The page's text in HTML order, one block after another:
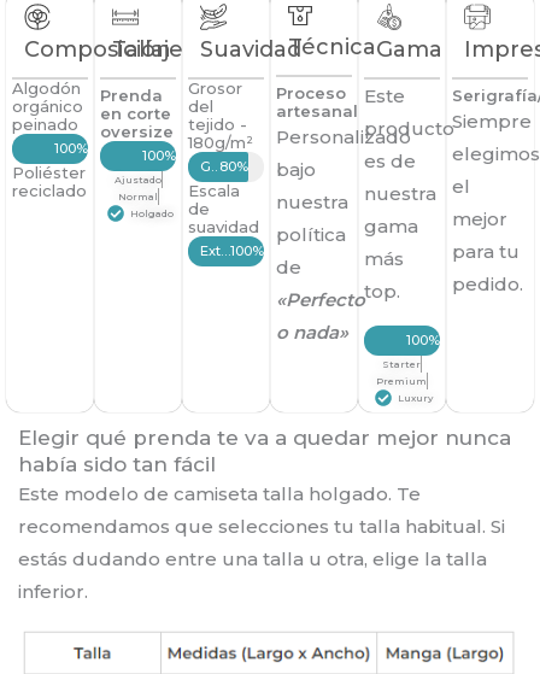
Composición
Algodón
orgánico
peinado
100%
Poliéster
reciclado
Tallaje
Prenda
en corte
oversize
100%
Ajustado
Normal
Holgado
Suavidad
Grosor
del
tejido -
180g/m²
80%
Escala
de
suavidad
100%
Técnica
Proceso
artesanal
Personalizado
bajo
nuestra
política
de
«Perfecto
o nada»
Gama
Este
producto
es de
nuestra
gama
más
top.
100%
Starter
Premium
Luxury
Siempre
elegimos
el
mejor
para tu
pedido.
Elegir qué prenda te va a quedar mejor nunca
había sido tan fácil
Este modelo de camiseta talla holgado. Te
recomendamos que selecciones tu talla habitual. Si
estás dudando entre una talla u otra, elige la talla
inferior.